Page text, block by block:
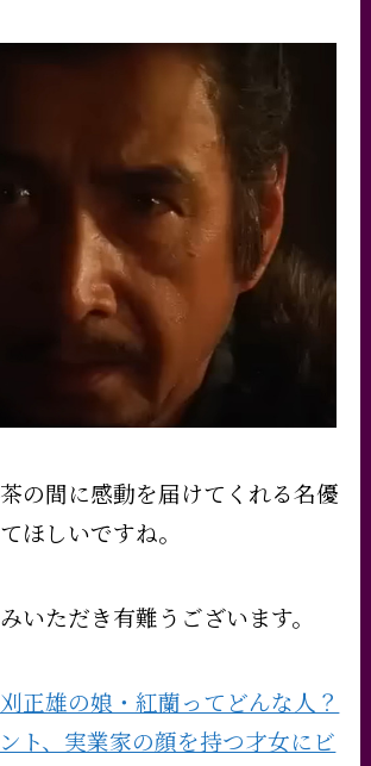
の間に感動を届けてくれる名優
ほしいですね。
いただき有難うございます。
正雄の娘・紅蘭ってどんな人？
ト、実業家の顔を持つ才女にビ